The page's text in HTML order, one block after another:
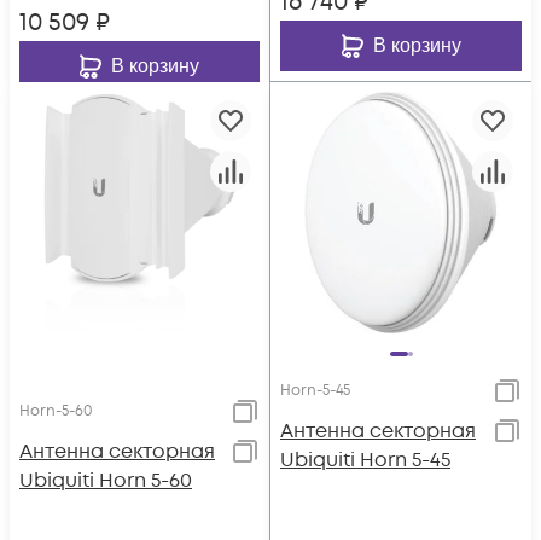
10 509 ₽
В корзину
В корзину
Horn-5-60
Антенна секторная
Ubiquiti Horn 5-60
Horn-5-45
Антенна секторная
Ubiquiti Horn 5-45